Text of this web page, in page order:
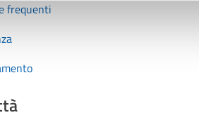
frequenti